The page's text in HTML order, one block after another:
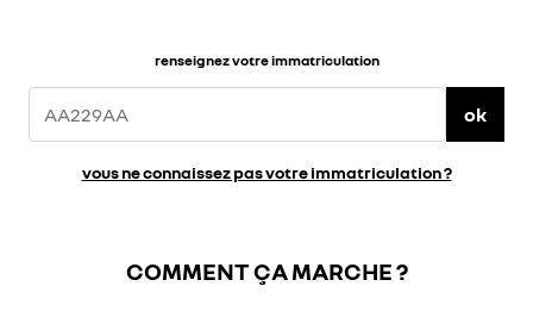
renseignez votre immatriculation
ok
vous ne connaissez pas votre immatriculation ?
COMMENT ÇA MARCHE ?